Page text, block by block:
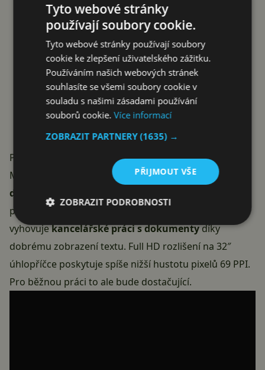
Pro koho je Smart Monitor M50D vhodný
Monitor se hodí především prouživatele pracující z
domova
prací a zábavou. VA panel s kontrastem 3000:1
vyhovujekancelářské práci s dokumentydíky
dobrému zobrazení textu. Full HD rozlišení na 32″
úhlopříčce poskytuje spíše nižší hustotu pixelů 69 PPI.
Pro běžnou práci to ale bude dostačující.
Tyto webové stránky
používají soubory cookie.
Tyto webové stránky používají soubory
cookie ke zlepšení uživatelského zážitku.
Používáním našich webových stránek
souhlasíte se všemi soubory cookie v
souladu s našimi zásadami používání
souborů cookie.Více informací
ZOBRAZIT PARTNERY(1635) →
PŘIJMOUT VŠE
ZOBRAZIT PODROBNOSTI